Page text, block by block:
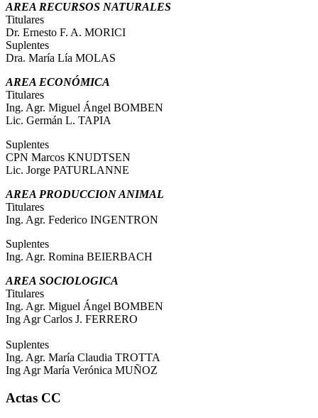
AREA RECURSOS NATURALES
Titulares
Dr. Ernesto F. A. MORICI
Suplentes
Dra. María Lía MOLAS
AREA ECONÓMICA
Titulares
Ing. Agr. Miguel Ángel BOMBEN
Lic. Germán L. TAPIA
Suplentes
CPN Marcos KNUDTSEN
Lic. Jorge PATURLANNE
AREA PRODUCCION ANIMAL
Titulares
Ing. Agr. Federico INGENTRON
Suplentes
Ing. Agr. Romina BEIERBACH
AREA SOCIOLOGICA
Titulares
Ing. Agr. Miguel Ángel BOMBEN
Ing Agr Carlos J. FERRERO
Suplentes
Ing. Agr. María Claudia TROTTA
Ing Agr María Verónica MUÑOZ
Actas CC